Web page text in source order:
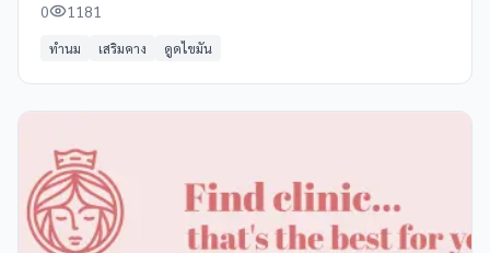
097 992 7109 ดูข้อมูลเพิ่มเติม รีวิว และแผนที่ได้ที่ Clinicintrend
0 1181
ทำนม เสริมคาง ดูดไขมัน